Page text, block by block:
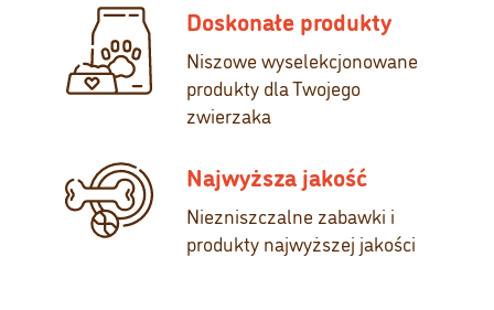
Doskonałe produkty
Niszowe wyselekcjonowane
produkty dla Twojego
zwierzaka
Najwyższa jakość
Niezniszczalne zabawki i
produkty najwyższej jakości